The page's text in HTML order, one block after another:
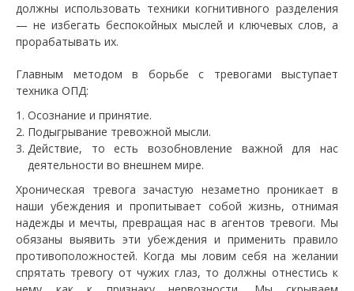
должны использовать техники когнитивного разделения
— не избегать беспокойных мыслей и ключевых слов, а
прорабатывать их.
Главным методом в борьбе с тревогами выступает
техника ОПД:
Осознание и принятие.
Подыгрывание тревожной мысли.
Действие, то есть возобновление важной для нас
деятельности во внешнем мире.
Хроническая тревога зачастую незаметно проникает в
наши убеждения и пропитывает собой жизнь, отнимая
надежды и мечты, превращая нас в агентов тревоги. Мы
обязаны выявить эти убеждения и применить правило
противоположностей. Когда мы ловим себя на желании
спрятать тревогу от чужих глаз, то должны отнестись к